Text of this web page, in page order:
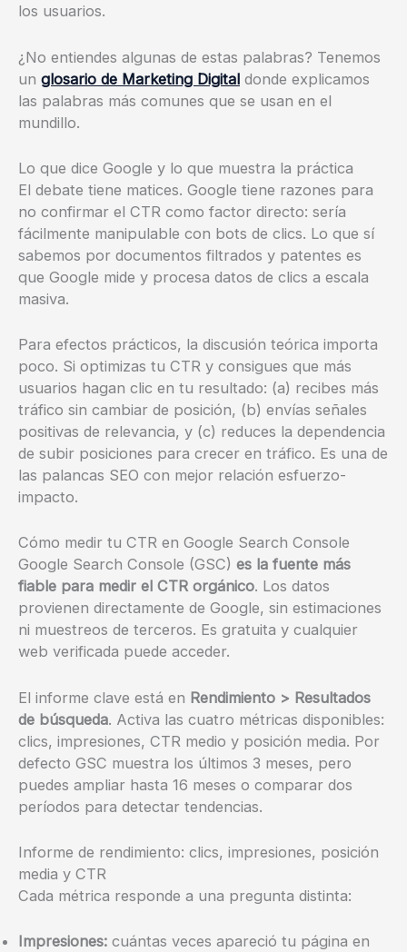
los usuarios.
¿No entiendes algunas de estas palabras? Tenemos
un glosario de Marketing Digital donde explicamos
las palabras más comunes que se usan en el
mundillo.
Lo que dice Google y lo que muestra la práctica
El debate tiene matices. Google tiene razones para
no confirmar el CTR como factor directo: sería
fácilmente manipulable con bots de clics. Lo que sí
sabemos por documentos filtrados y patentes es
que Google mide y procesa datos de clics a escala
masiva.
Para efectos prácticos, la discusión teórica importa
poco. Si optimizas tu CTR y consigues que más
usuarios hagan clic en tu resultado: (a) recibes más
tráfico sin cambiar de posición, (b) envías señales
positivas de relevancia, y (c) reduces la dependencia
de subir posiciones para crecer en tráfico. Es una de
las palancas SEO con mejor relación esfuerzo-
impacto.
Cómo medir tu CTR en Google Search Console
Google Search Console (GSC) es la fuente más
fiable para medir el CTR orgánico. Los datos
provienen directamente de Google, sin estimaciones
ni muestreos de terceros. Es gratuita y cualquier
web verificada puede acceder.
El informe clave está en Rendimiento > Resultados
de búsqueda. Activa las cuatro métricas disponibles:
clics, impresiones, CTR medio y posición media. Por
defecto GSC muestra los últimos 3 meses, pero
puedes ampliar hasta 16 meses o comparar dos
períodos para detectar tendencias.
Informe de rendimiento: clics, impresiones, posición
media y CTR
Cada métrica responde a una pregunta distinta:
Impresiones: cuántas veces apareció tu página en